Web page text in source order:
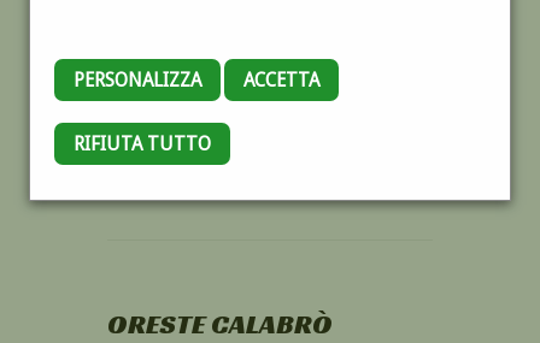
PERSONALIZZA ACCETTA
RIFIUTA TUTTO
ORESTE CALABRÒ